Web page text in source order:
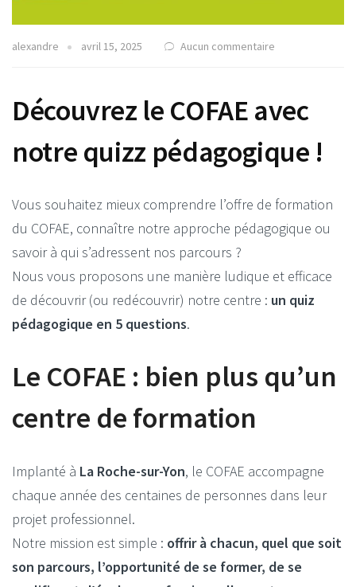
alexandre avril 15, 2025 Aucun commentaire
Découvrez le COFAE avec
notre quizz pédagogique !
Vous souhaitez mieux comprendre l’offre de formation
du COFAE, connaître notre approche pédagogique ou
savoir à qui s’adressent nos parcours ?
Nous vous proposons une manière ludique et efficace
de découvrir (ou redécouvrir) notre centre : un quiz
pédagogique en 5 questions.
Le COFAE : bien plus qu’un
centre de formation
Implanté à La Roche-sur-Yon, le COFAE accompagne
chaque année des centaines de personnes dans leur
projet professionnel.
Notre mission est simple : offrir à chacun, quel que soit
son parcours, l’opportunité de se former, de se